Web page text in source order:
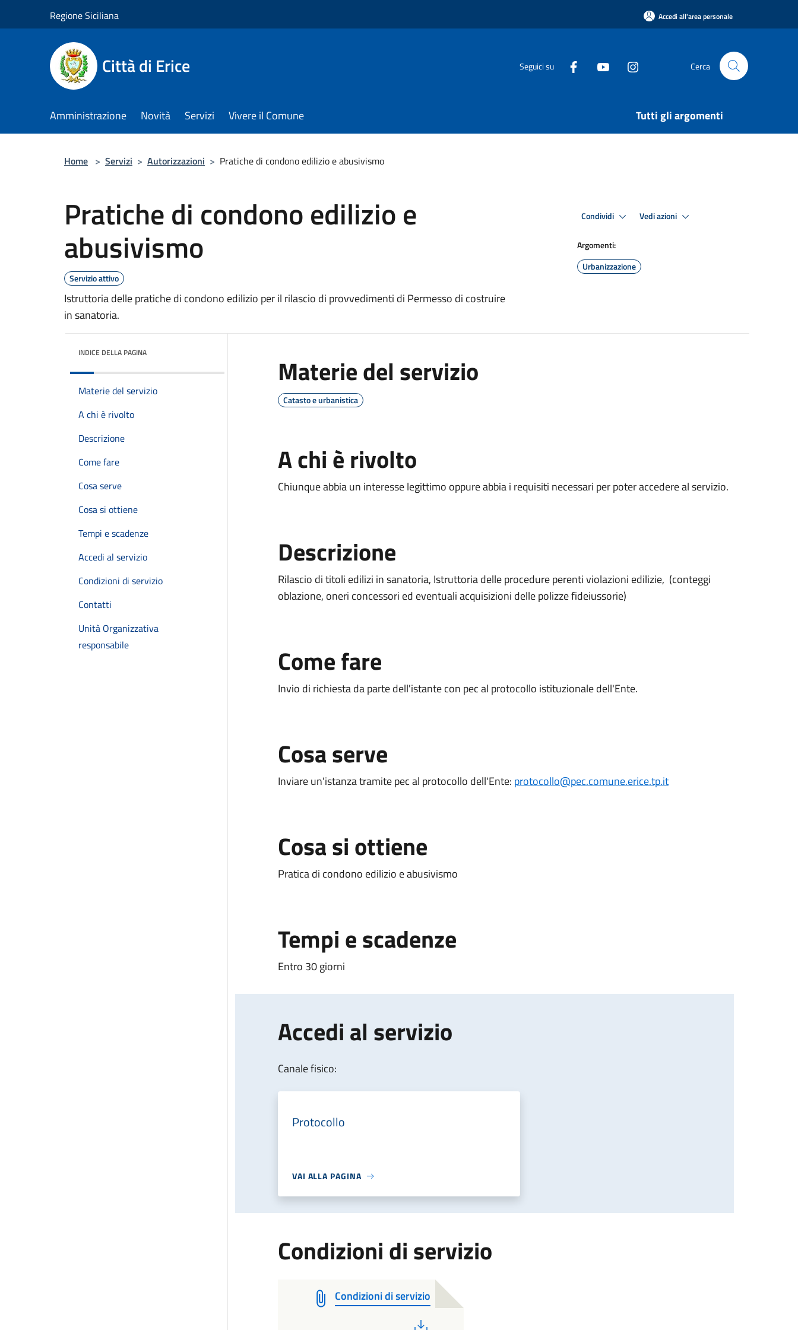
Regione Siciliana Accedi all'area personale
Città di Erice Seguici su Cerca
Amministrazione Novità Servizi Vivere il Comune Tutti gli argomenti
Home > Servizi > Autorizzazioni > Pratiche di condono edilizio e abusivismo
Pratiche di condono edilizio e
abusivismo
Servizio attivo
Istruttoria delle pratiche di condono edilizio per il rilascio di provvedimenti di Permesso di costruire
in sanatoria.
Condividi Vedi azioni
Argomenti:
Urbanizzazione
INDICE DELLA PAGINA
Materie del servizio
A chi è rivolto
Descrizione
Come fare
Cosa serve
Cosa si ottiene
Tempi e scadenze
Accedi al servizio
Condizioni di servizio
Contatti
Unità Organizzativa
responsabile
Materie del servizio
Catasto e urbanistica
A chi è rivolto
Chiunque abbia un interesse legittimo oppure abbia i requisiti necessari per poter accedere al servizio.
Descrizione
Rilascio di titoli edilizi in sanatoria, Istruttoria delle procedure perenti violazioni edilizie, (conteggi
oblazione, oneri concessori ed eventuali acquisizioni delle polizze fideiussorie)
Come fare
Invio di richiesta da parte dell'istante con pec al protocollo istituzionale dell'Ente.
Cosa serve
Inviare un'istanza tramite pec al protocollo dell'Ente: protocollo@pec.comune.erice.tp.it
Cosa si ottiene
Pratica di condono edilizio e abusivismo
Tempi e scadenze
Entro 30 giorni
Accedi al servizio
Canale fisico:
Protocollo
VAI ALLA PAGINA
Condizioni di servizio
Condizioni di servizio